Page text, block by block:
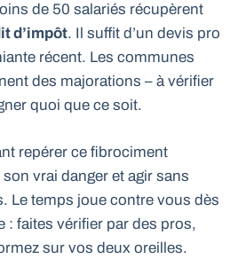
de 50 salariés récupèrent
d’impôt. Il suffit d’un devis pro
récent. Les communes
des majorations – à vérifier
quoi que ce soit.
repérer ce fibrociment
vrai danger et agir sans
Le temps joue contre vous dès
: faites vérifier par des pros,
sur vos deux oreilles.